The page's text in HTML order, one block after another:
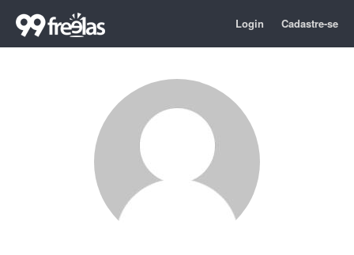
Login Cadastre-se